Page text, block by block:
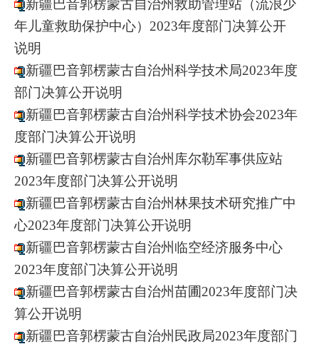
新疆巴音郭楞蒙古自治州救助管理站（流浪少
年儿童救助保护中心）2023年度部门决算公开
说明
新疆巴音郭楞蒙古自治州科学技术局2023年度
部门决算公开说明
新疆巴音郭楞蒙古自治州科学技术协会2023年
度部门决算公开说明
新疆巴音郭楞蒙古自治州库尔勒军事供应站
2023年度部门决算公开说明
新疆巴音郭楞蒙古自治州林果技术研究推广中
心2023年度部门决算公开说明
新疆巴音郭楞蒙古自治州临空经济服务中心
2023年度部门决算公开说明
新疆巴音郭楞蒙古自治州苗圃2023年度部门决
算公开说明
新疆巴音郭楞蒙古自治州民政局2023年度部门